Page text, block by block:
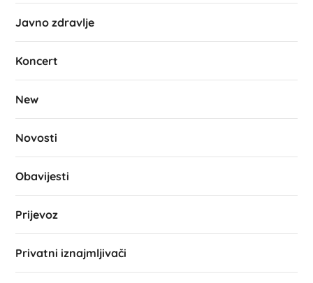
Javno zdravlje
Koncert
New
Novosti
Obavijesti
Prijevoz
Privatni iznajmljivači